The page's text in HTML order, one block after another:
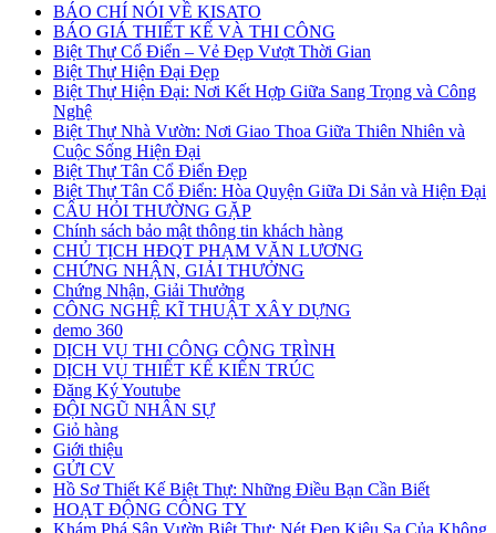
BÁO CHÍ NÓI VỀ KISATO
BÁO GIÁ THIẾT KẾ VÀ THI CÔNG
Biệt Thự Cổ Điển – Vẻ Đẹp Vượt Thời Gian
Biệt Thự Hiện Đại Đẹp
Biệt Thự Hiện Đại: Nơi Kết Hợp Giữa Sang Trọng và Công
Nghệ
Biệt Thự Nhà Vườn: Nơi Giao Thoa Giữa Thiên Nhiên và
Cuộc Sống Hiện Đại
Biệt Thự Tân Cổ Điển Đẹp
Biệt Thự Tân Cổ Điển: Hòa Quyện Giữa Di Sản và Hiện Đại
CÂU HỎI THƯỜNG GẶP
Chính sách bảo mật thông tin khách hàng
CHỦ TỊCH HĐQT PHẠM VĂN LƯƠNG
CHỨNG NHẬN, GIẢI THƯỞNG
Chứng Nhận, Giải Thưởng
CÔNG NGHỆ KĨ THUẬT XÂY DỰNG
demo 360
DỊCH VỤ THI CÔNG CÔNG TRÌNH
DỊCH VỤ THIẾT KẾ KIẾN TRÚC
Đăng Ký Youtube
ĐỘI NGŨ NHÂN SỰ
Giỏ hàng
Giới thiệu
GỬI CV
Hồ Sơ Thiết Kế Biệt Thự: Những Điều Bạn Cần Biết
HOẠT ĐỘNG CÔNG TY
Khám Phá Sân Vườn Biệt Thự: Nét Đẹp Kiêu Sa Của Không